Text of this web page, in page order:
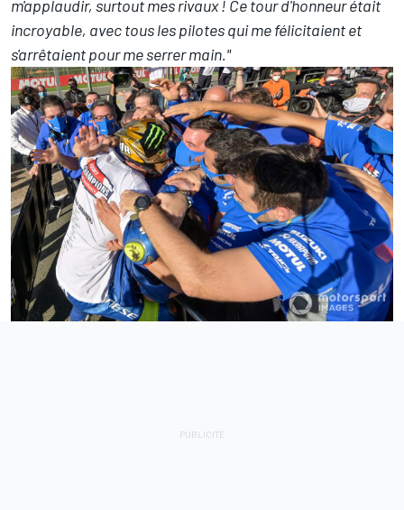
m'applaudir, surtout mes rivaux ! Ce tour d'honneur était
incroyable, avec tous les pilotes qui me félicitaient et
s'arrêtaient pour me serrer main."